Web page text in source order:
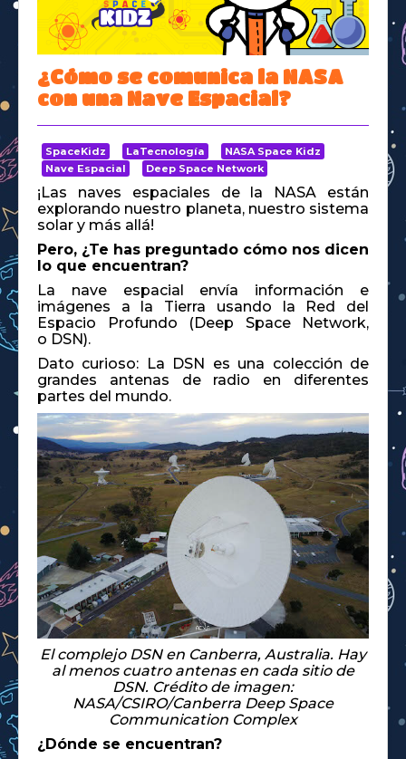
Space Kidz
¿Cómo se comunica la NASA
con una Nave Espacial?
SpaceKidz LaTecnología
NASA Space Kidz
Nave Espacial
Deep Space Network
¡Las naves espaciales de la NASA están
explorando nuestro planeta, nuestro sistema
solar y más allá!
Pero, ¿Te has preguntado cómo nos dicen
lo que encuentran?
La nave espacial envía información e
imágenes a la Tierra usando la Red del
Espacio Profundo (Deep Space Network,
o DSN).
Dato curioso: La DSN es una colección de
grandes antenas de radio en diferentes
partes del mundo.
El complejo DSN en Canberra, Australia. Hay
al menos cuatro antenas en cada sitio de
DSN. Crédito de imagen:
NASA/CSIRO/Canberra Deep Space
Communication Complex
¿Dónde se encuentran?